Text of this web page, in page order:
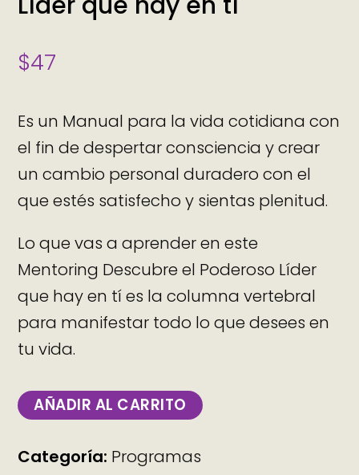
$47
Es un Manual para la vida cotidiana con
el fin de despertar consciencia y crear
un cambio personal duradero con el
que estés satisfecho y sientas plenitud.
Lo que vas a aprender en este
Mentoring Descubre el Poderoso Líder
que hay en tí es la columna vertebral
para manifestar todo lo que desees en
tu vida.
AÑADIR AL CARRITO
Categoría: Programas